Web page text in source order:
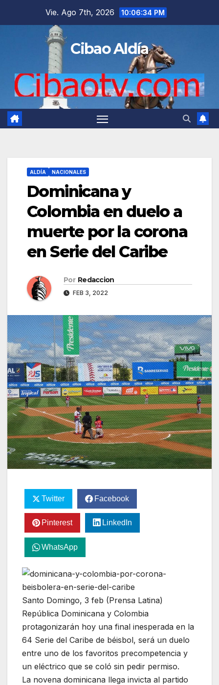
Vie. Ago 7th, 2026 10:06:34 PM
Cibao Aldía
ALDÍA NACIONALES
Dominicana y
Colombia en duelo a
muerte por la corona
en Serie del Caribe
Por Redaccion
FEB 3, 2022
Twitter Facebook
Pinterest LinkedIn
WhatsApp
Santo Domingo, 3 feb (Prensa Latina)
República Dominicana y Colombia
protagonizarán hoy una final inesperada en la
64 Serie del Caribe de béisbol, será un duelo
entre uno de los favoritos precompetencia y
un eléctrico que se coló sin pedir permiso.
La novena dominicana llega invicta al partido